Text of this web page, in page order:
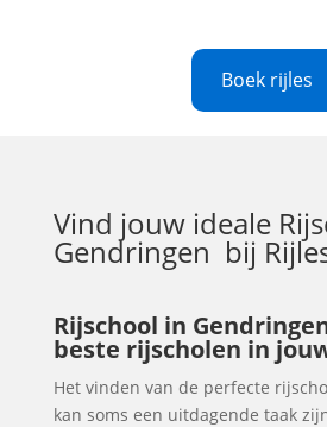
Boek rijles
Vind jouw ideale
Gendringen bij
Rijschool in
beste rijscholen in
Het vinden van de perfecte
kan soms een uitdagende taak